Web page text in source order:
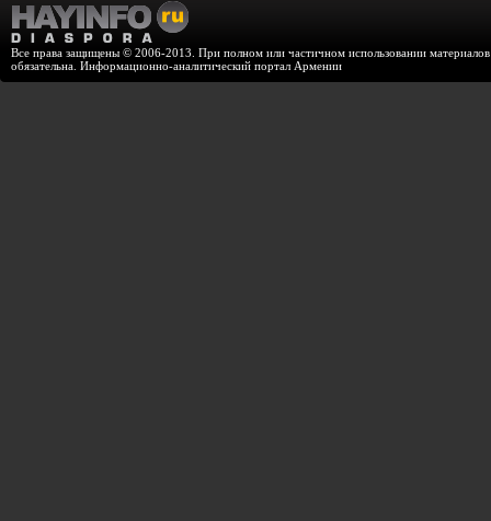
Все права защищены © 2006-2013. При полном или частичном использовании
обязательна. Информационно-аналитический портал Армении